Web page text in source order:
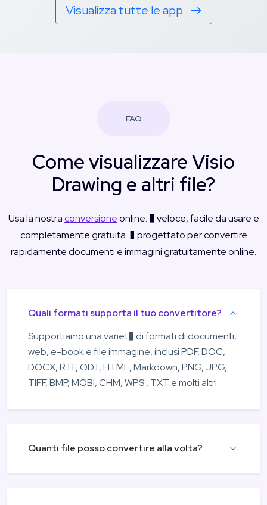
Visualizza tutte le app
FAQ
Come visualizzare Visio
Drawing e altri file?
Usa la nostraconversioneonline. � veloce, facile da usare e
completamente gratuita. � progettato per convertire
rapidamente documenti e immagini gratuitamente online.
Quali formati supporta il tuo convertitore?
Supportiamo una variet� di formati di documenti,
web, e-book e file immagine, inclusi PDF, DOC,
DOCX, RTF, ODT, HTML, Markdown, PNG, JPG,
TIFF, BMP, MOBI, CHM, WPS , TXT e molti altri.
Quanti file posso convertire alla volta?